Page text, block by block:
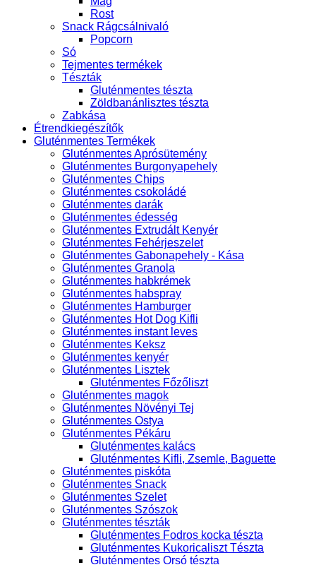
Rost
Snack Rágcsálnivaló
Popcorn
Só
Tejmentes termékek
Tészták
Gluténmentes tészta
Zöldbanánlisztes tészta
Zabkása
Étrendkiegészítők
Gluténmentes Termékek
Gluténmentes Aprósütemény
Gluténmentes Burgonyapehely
Gluténmentes Chips
Gluténmentes csokoládé
Gluténmentes darák
Gluténmentes édesség
Gluténmentes Extrudált Kenyér
Gluténmentes Fehérjeszelet
Gluténmentes Gabonapehely - Kása
Gluténmentes Granola
Gluténmentes habkrémek
Gluténmentes habspray
Gluténmentes Hamburger
Gluténmentes Hot Dog Kifli
Gluténmentes instant leves
Gluténmentes Keksz
Gluténmentes kenyér
Gluténmentes Lisztek
Gluténmentes Főzőliszt
Gluténmentes magok
Gluténmentes Növényi Tej
Gluténmentes Ostya
Gluténmentes Pékáru
Gluténmentes kalács
Gluténmentes Kifli, Zsemle, Baguette
Gluténmentes piskóta
Gluténmentes Snack
Gluténmentes Szelet
Gluténmentes Szószok
Gluténmentes tészták
Gluténmentes Fodros kocka tészta
Gluténmentes Kukoricaliszt Tészta
Gluténmentes Orsó tészta